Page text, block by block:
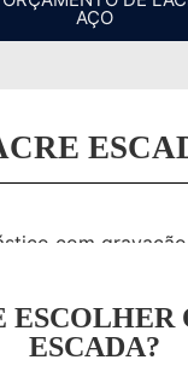
AÇO
ESCOLHER
ESCADA?